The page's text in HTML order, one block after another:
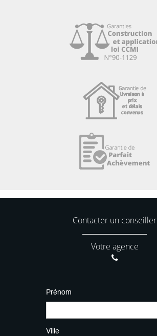
Contacter un conseiller
Votre agence
Prénom
Ville